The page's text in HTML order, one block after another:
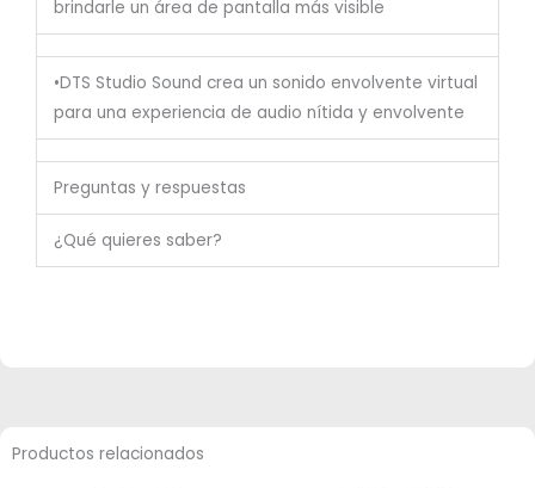
brindarle un área de pantalla más visible
•DTS Studio Sound crea un sonido envolvente virtual
para una experiencia de audio nítida y envolvente
Preguntas y respuestas
¿Qué quieres saber?
Productos relacionados